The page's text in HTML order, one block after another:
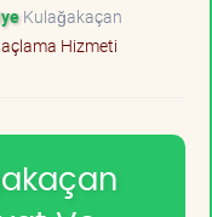
Kulağakaçan
Hizmeti